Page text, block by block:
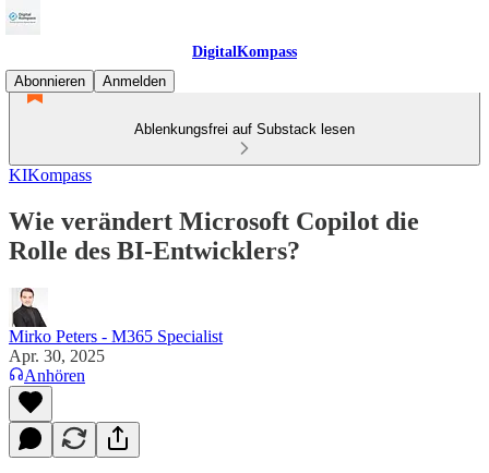
DigitalKompass
Abonnieren
Anmelden
Ablenkungsfrei auf Substack lesen
KIKompass
Wie verändert Microsoft Copilot die
Rolle des BI-Entwicklers?
Mirko Peters - M365 Specialist
Apr. 30, 2025
Anhören